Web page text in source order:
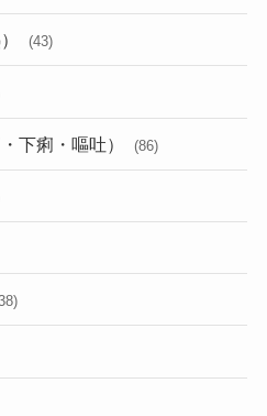
(43)
下痢・嘔吐） (86)